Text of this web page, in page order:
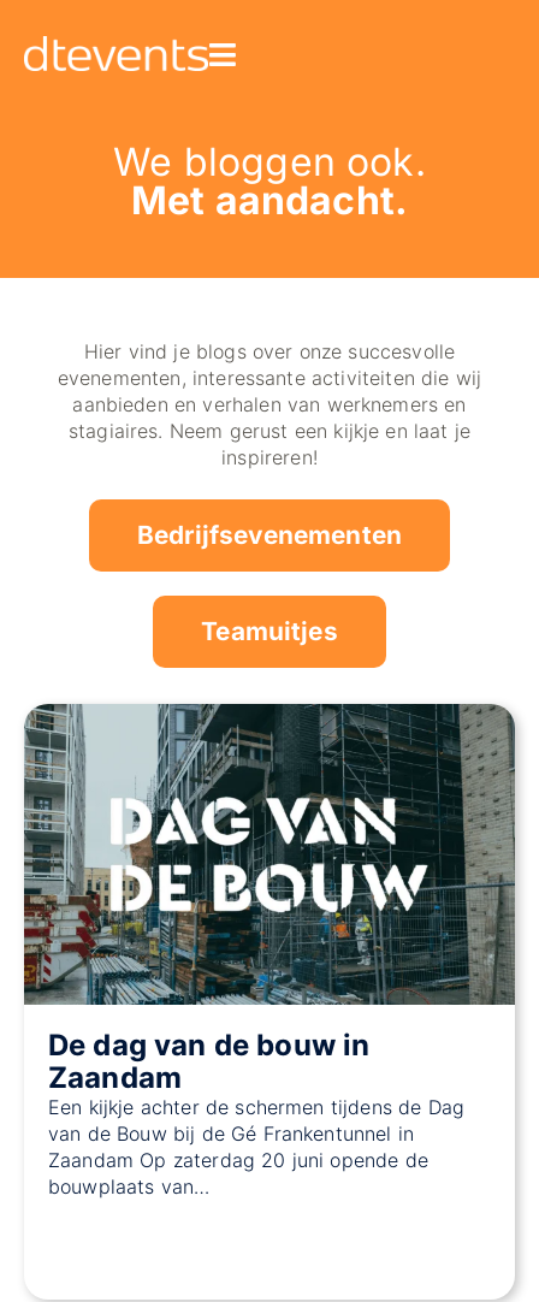
We bloggen ook.
Met aandacht.
Hier vind je blogs over onze succesvolle
evenementen, interessante activiteiten die wij
aanbieden en verhalen van werknemers en
stagiaires. Neem gerust een kijkje en laat je
inspireren!
Bedrijfsevenementen
Teamuitjes
De dag van de bouw in
Zaandam
Een kijkje achter de schermen tijdens de Dag
van de Bouw bij de Gé Frankentunnel in
Zaandam Op zaterdag 20 juni opende de
bouwplaats van…